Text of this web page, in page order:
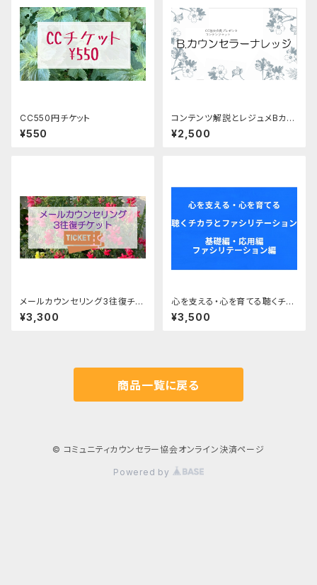
CC550円チケット
¥550
コンテンツ解説とレジュメBカウ
ンセラーナレッジ【NPO会員さ
ま専用】
¥2,500
メールカウンセリング3往復チケ
ット
¥3,300
心を支える・心を育てる聴くチカ
ラセミナー基礎・応用・ファシリ
テーション編
¥3,500
商品一覧に戻る
© コミュニティカウンセラー協会オンライン決済ページ
Powered by